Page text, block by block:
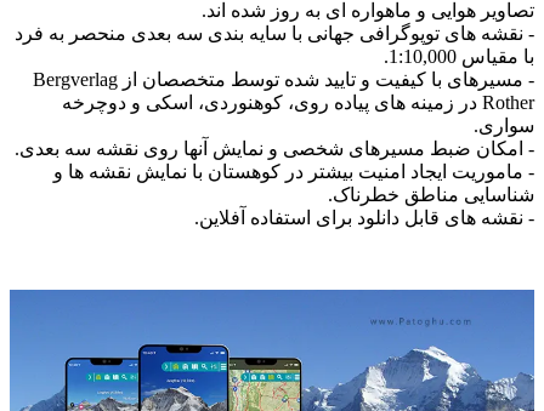
تصاویر هوایی و ماهواره ای به روز شده اند.
- نقشه های توپوگرافی جهانی با سایه بندی سه بعدی منحصر به فرد
با مقیاس 1:10,000.
- مسیرهای با کیفیت و تایید شده توسط متخصصان از Bergverlag
Rother در زمینه های پیاده روی، کوهنوردی، اسکی و دوچرخه
سواری.
- امکان ضبط مسیرهای شخصی و نمایش آنها روی نقشه سه بعدی.
- ماموریت ایجاد امنیت بیشتر در کوهستان با نمایش نقشه ها و
شناسایی مناطق خطرناک.
- نقشه های قابل دانلود برای استفاده آفلاین.